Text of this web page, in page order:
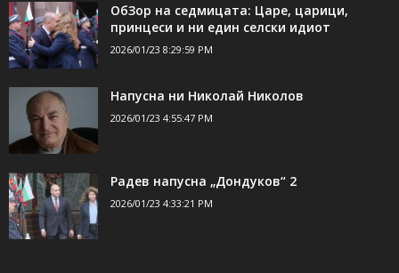
ОбЗор на седмицата: Царе, царици,
принцеси и ни един селски идиот
2026/01/23 8:29:59 PM
Напусна ни Николай Николов
2026/01/23 4:55:47 PM
Радев напусна „Дондуков“ 2
2026/01/23 4:33:21 PM